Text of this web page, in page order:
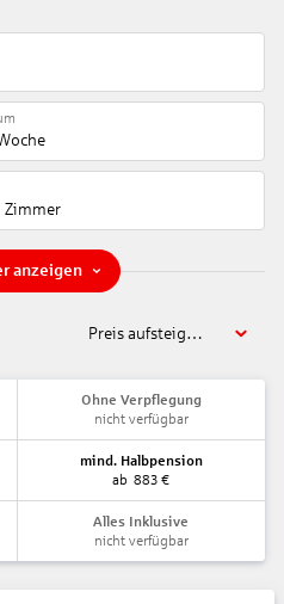
Zimmer
anzeigen
Preis aufsteigend
Ohne Verpflegung
nicht verfügbar
mind. Halbpension
ab 883 €
Alles Inklusive
nicht verfügbar